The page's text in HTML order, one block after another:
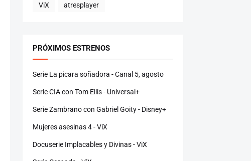
ViX atresplayer
PRÓXIMOS ESTRENOS
Serie La picara soñadora - Canal 5, agosto
Serie CIA con Tom Ellis - Universal+
Serie Zambrano con Gabriel Goity - Disney+
Mujeres asesinas 4 - ViX
Docuserie Implacables y Divinas - ViX